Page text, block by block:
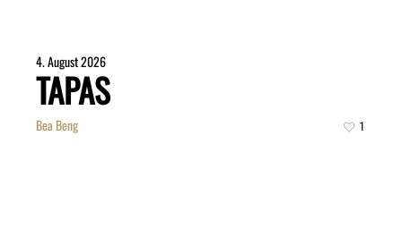
4. August 2026
TAPAS
Bea Beng 1